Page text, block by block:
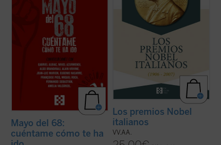
fundamentales de aquel frenético mes de
mayo, tales como la experiencia ...
Mayo del 68:
cuéntame cómo te ha
Alfred Nobel pasó sus últimos años de vida
(ver ficha)
Los premios Nobel
italianos
VV.AA.